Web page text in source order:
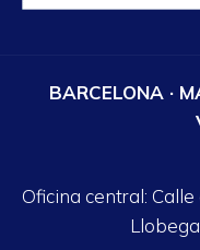
BARCELONA ·
Oficina central: